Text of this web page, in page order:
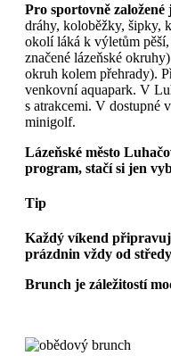
Pro sportovně
dráhy, koloběžky, šipky,
okolí láká k výletům
značené lázeňské
okruh kolem přehrady).
venkovní aquapark. V
s atrakcemi. V dostupné
minigolf.
Lázeňské město
program, stačí si jen
Tip
Každý víkend
prázdnin vždy od
Brunch je záležitostí